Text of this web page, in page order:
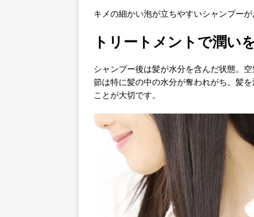
キメの細かい泡が立ちやすいシャンプーが
トリートメントで潤い
シャンプー後は髪が水分を含んだ状態。
節は特に髪の中の水分が奪われがち。髪
ことが大切です。